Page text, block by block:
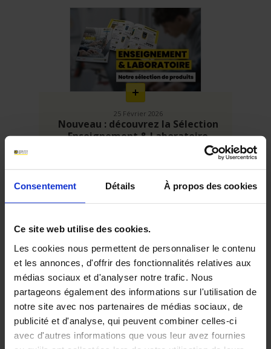
Consentement Détails À propos des cookies
Ce site web utilise des cookies.
Les cookies nous permettent de personnaliser le contenu
et les annonces, d'offrir des fonctionnalités relatives aux
médias sociaux et d'analyser notre trafic. Nous
partageons également des informations sur l'utilisation de
notre site avec nos partenaires de médias sociaux, de
publicité et d'analyse, qui peuvent combiner celles-ci
avec d'autres informations que vous leur avez fournies
En
savoir
plus
25 Février 2026
Nouveau : découvrez la Sélection
Enseignement & Laboratoire
En
savoir